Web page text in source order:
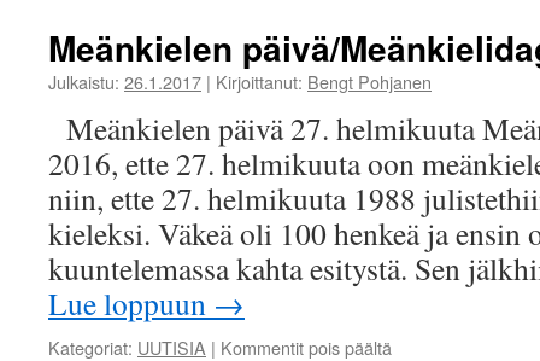
Meänkielen päivä/
Julkaistu: 26.1.2017 | Kirjoittanut: Bengt Pohjanen
Meänkielen päivä 27. helmikuuta
2016, ette 27. helmikuuta oon
niin, ette 27. helmikuuta 1988
kieleksi. Väkeä oli 100 henkeä ja ensin
kuuntelemassa kahta esitystä. Sen
Lue loppuun →
Kategoriat: UUTISIA | Kommentit pois päältä